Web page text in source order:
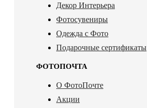
Декор Интерьера
Фотосувениры
Одежда с Фото
Подарочные сертификаты
ФОТОПОЧТА
О ФотоПочте
Акции